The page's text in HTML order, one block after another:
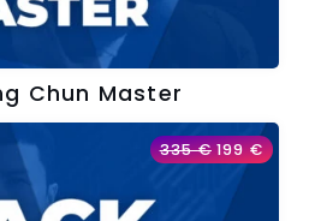
Chun Master
335€ 199€